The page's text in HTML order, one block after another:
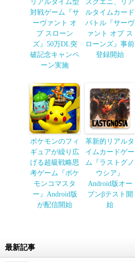
リアルタイム型
対戦ゲーム『サ
ーヴァント オ
ブ スローン
ズ』50万DL突
破記念キャンペ
ーン実施
スクエニ、リア
ルタイムカード
バトル『サーヴ
ァント オブ ス
ローンズ』事前
登録開始
ポケモンのフィ
ギュアが繰り広
げる超級戦略思
考ゲーム『ポケ
モンコマスタ
ー』Android版
が配信開始
革新的リアルタ
イムカードゲー
ム『ラストグノ
ウシア』
Android版オー
プンβテスト開
始
最新記事